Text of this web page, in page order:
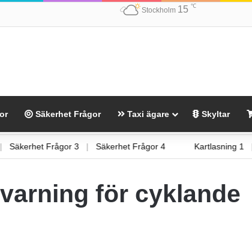
Stockholm 15 ℃
Säkerhet Frågor Taxi ägare Skyltar
| Säkerhet Frågor 3 | Säkerhet Frågor 4 Kartlasning
varning för cyklande